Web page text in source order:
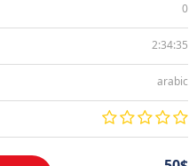
0
2:34:35
arabic